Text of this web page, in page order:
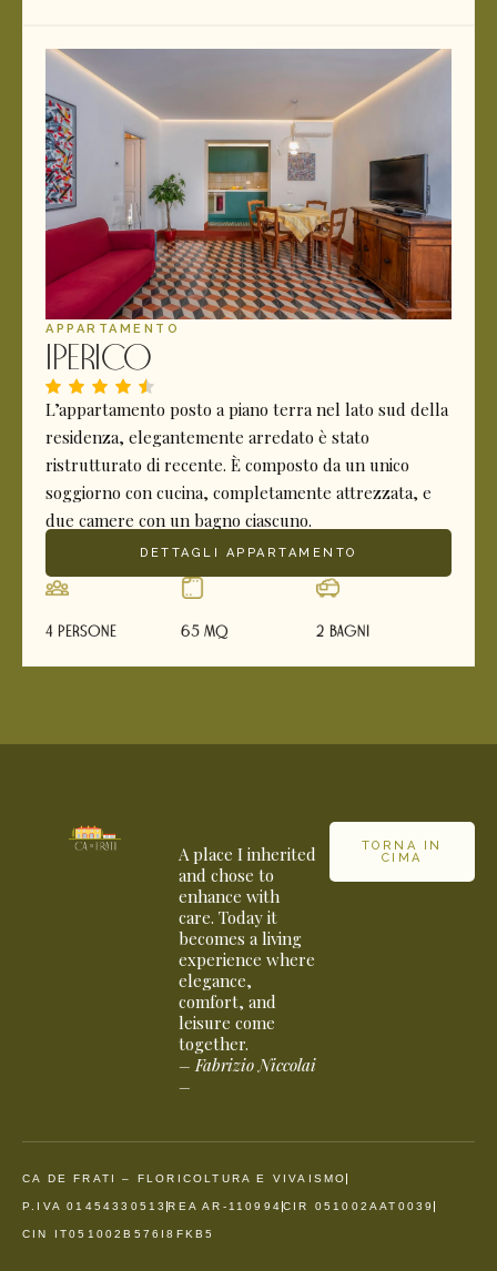
APPARTAMENTO
Iperico
L’appartamento posto a piano terra nel lato sud della
residenza, elegantemente arredato è stato
ristrutturato di recente. È composto da un unico
soggiorno con cucina, completamente attrezzata, e
due camere con un bagno ciascuno.
DETTAGLI APPARTAMENTO
4 Persone 65 mq 2 Bagni
A place I inherited
and chose to
enhance with
care. Today it
becomes a living
experience where
elegance,
comfort, and
leisure come
together.
– Fabrizio Niccolai
–
TORNA IN
CIMA
CA DE FRATI – FLORICOLTURA E VIVAISMO
P.IVA 01454330513 REA AR-110994 CIR 051002AAT0039
CIN IT051002B576I8FKB5